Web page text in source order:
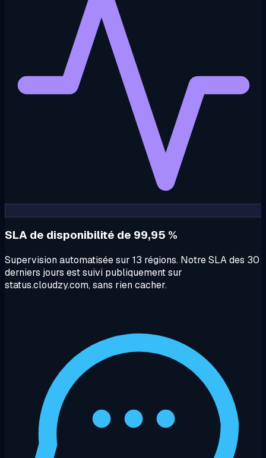
SLA de disponibilité de 99,95 %
Supervision automatisée sur 13 régions. Notre SLA des 30
derniers jours est suivi publiquement sur
status.cloudzy.com, sans rien cacher.